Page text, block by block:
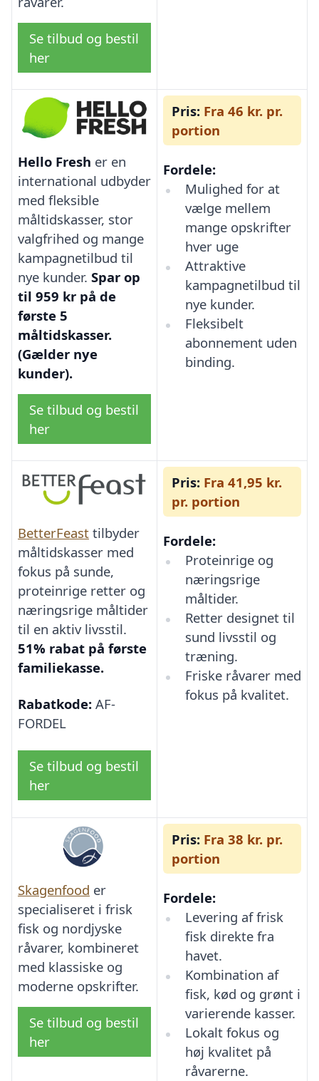
Se tilbud og bestil
her
Hello Fresh er en
international udbyder
med fleksible
måltidskasser, stor
valgfrihed og mange
kampagnetilbud til
nye kunder. Spar op
til 959 kr på de
første 5
måltidskasser.
(Gælder nye
kunder).
Se tilbud og bestil
her
Pris: Fra 46 kr. pr.
portion
Fordele:
Mulighed for at
vælge mellem
mange opskrifter
hver uge
Attraktive
kampagnetilbud til
nye kunder.
Fleksibelt
abonnement uden
binding.
BetterFeast tilbyder
måltidskasser med
fokus på sunde,
proteinrige retter og
næringsrige måltider
til en aktiv livsstil.
51% rabat på første
familiekasse.
Rabatkode: AF-
FORDEL
Se tilbud og bestil
her
Pris: Fra 41,95 kr.
pr. portion
Fordele:
Proteinrige og
næringsrige
måltider.
Retter designet til
sund livsstil og
træning.
Friske råvarer med
fokus på kvalitet.
Skagenfood er
specialiseret i frisk
fisk og nordjyske
råvarer, kombineret
med klassiske og
moderne opskrifter.
Se tilbud og bestil
her
Pris: Fra 38 kr. pr.
portion
Fordele:
Levering af frisk
fisk direkte fra
havet.
Kombination af
fisk, kød og grønt i
varierende kasser.
Lokalt fokus og
høj kvalitet på
råvarerne.